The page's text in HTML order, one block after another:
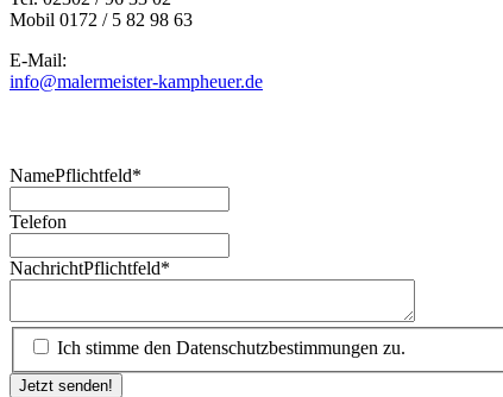
Mobil 0172 / 5 82 98 63
E-Mail:
info@malermeister-kampheuer.de
NamePflichtfeld*
Telefon
NachrichtPflichtfeld*
Ich stimme den Datenschutzbestimmungen zu.
Jetzt senden!